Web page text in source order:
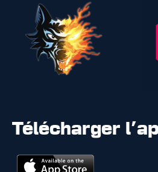
Télécharger